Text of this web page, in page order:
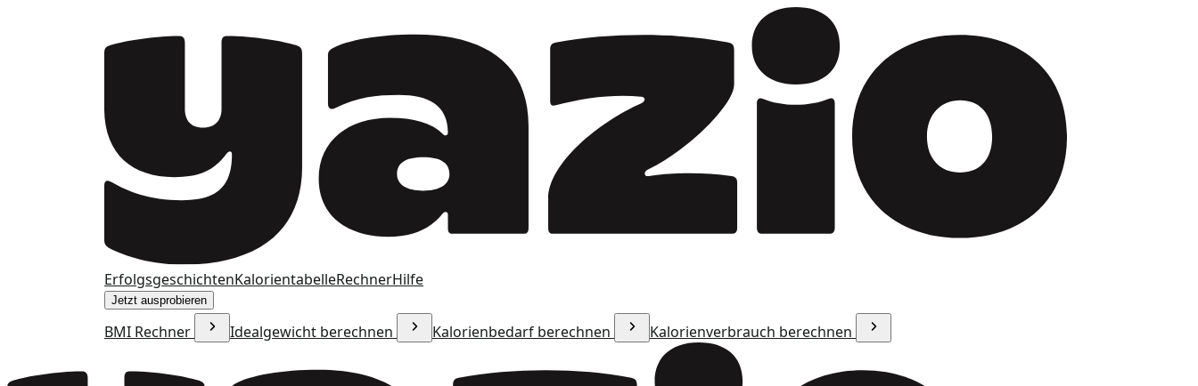
ErfolgsgeschichtenKalorientabelleRechnerHilfe
Jetzt ausprobieren
BMI Rechner Idealgewicht berechnen Kalorienbedarf berechnen Kalorienverbrauch berechnen